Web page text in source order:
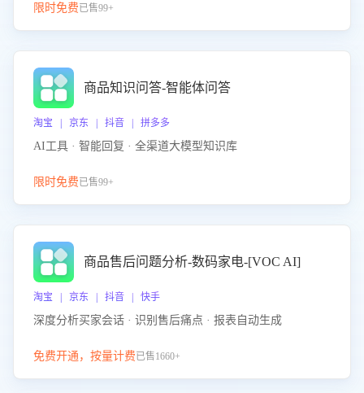
限时免费已售99+
商品知识问答-智能体问答
淘宝 | 京东 | 抖音 | 拼多多
AI工具 · 智能回复 · 全渠道大模型知识库
限时免费已售99+
商品售后问题分析-数码家电-[VOC AI]
淘宝 | 京东 | 抖音 | 快手
深度分析买家会话 · 识别售后痛点 · 报表自动生成
免费开通，按量计费已售1660+